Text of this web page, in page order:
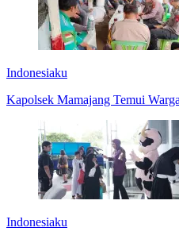
Indonesiaku
Kapolsek Mamajang Temui
Indonesiaku